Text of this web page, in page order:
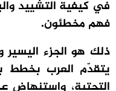
في كيفية التشييد
فهم مخطئون.
ذلك هو الجزء
يتقدّم العرب بخطط